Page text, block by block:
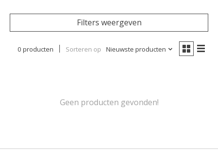
Filters weergeven
0 producten Sorteren op Nieuwste producten
Geen producten gevonden!